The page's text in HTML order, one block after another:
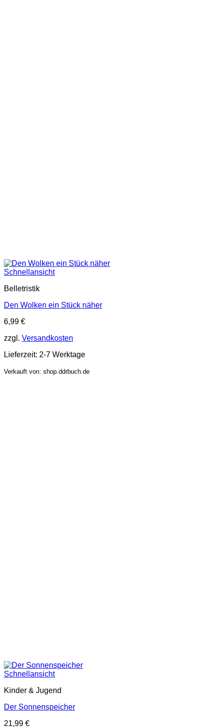
Schnellansicht
Belletristik
Den Wolken ein Stück näher
6,99 €
zzgl. Versandkosten
Lieferzeit: 2-7 Werktage
Verkauft von: shop.ddrbuch.de
Schnellansicht
Kinder & Jugend
Der Sonnenspeicher
21,99 €